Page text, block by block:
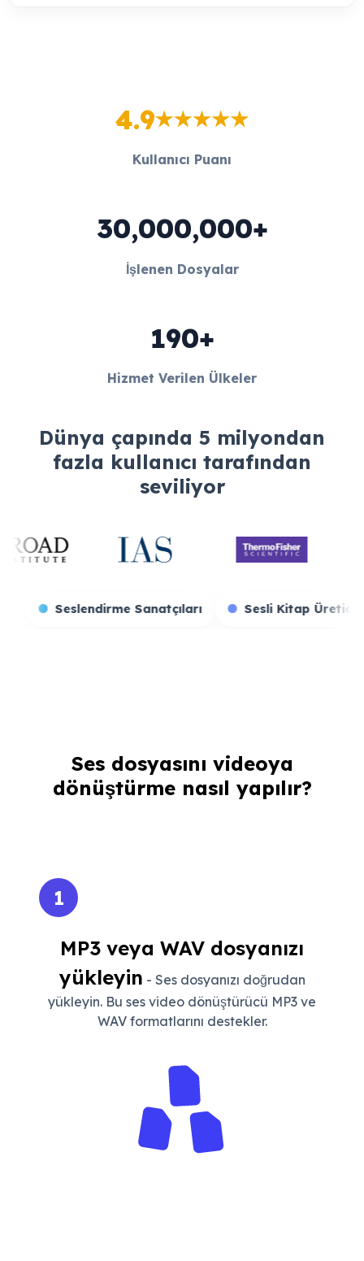
4.9
Kullanıcı Puanı
30,000,000+
İşlenen Dosyalar
190+
Hizmet Verilen Ülkeler
Dünya çapında 5 milyondan
fazla kullanıcı tarafından
seviliyor
Yayıncıları Seslendirme Sanatçıları Sesli
Ses dosyasını videoya
dönüştürme nasıl yapılır?
1
MP3 veya WAV dosyanızı
yükleyin - Ses dosyanızı doğrudan
yükleyin. Bu ses video dönüştürücü MP3 ve
WAV formatlarını destekler.